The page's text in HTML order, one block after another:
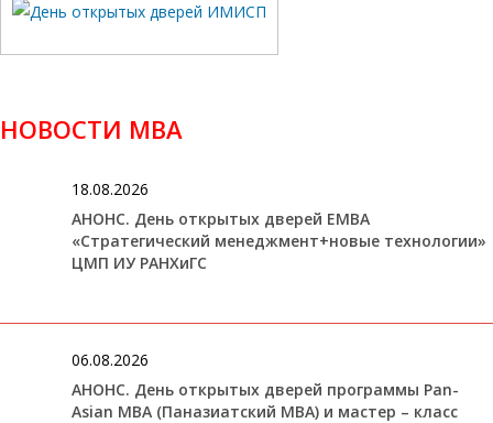
НОВОСТИ МВА
18.08.2026
АНОНС. День открытых дверей ЕМВА
«Стратегический менеджмент+новые технологии»
ЦМП ИУ РАНХиГС
06.08.2026
АНОНС. День открытых дверей программы Pan-
Asian MBA (Паназиатский MBA) и мастер – класс